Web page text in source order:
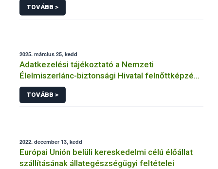
TOVÁBB >
2025. március 25, kedd
Adatkezelési tájékoztató a Nemzeti
Élelmiszerlánc-biztonsági Hivatal felnőttképzési
tevékenységéhez kapcsolódó adatkezeléséhez
TOVÁBB >
2022. december 13, kedd
Európai Unión belüli kereskedelmi célú élőállat
szállításának állategészségügyi feltételei